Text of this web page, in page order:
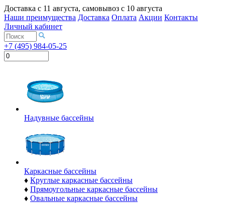
Доставка с 11 августа, самовывоз с 10 августа
Наши преимущества Доставка Оплата Акции Контакты
Личный кабинет
+7 (495) 984-05-25
Надувные бассейны
Каркасные бассейны
♦ Круглые каркасные бассейны
♦ Прямоугольные каркасные бассейны
♦ Овальные каркасные бассейны